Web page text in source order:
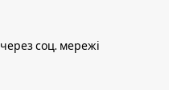
соц. мережі